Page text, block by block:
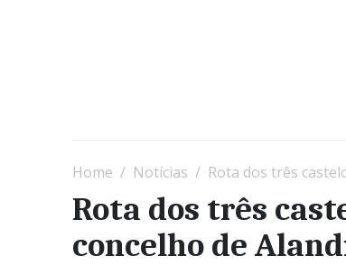
Home Notícias Rota dos três
Rota dos três
concelho de